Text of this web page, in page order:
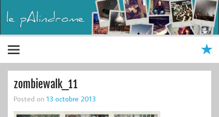
zombiewalk_11
Posted on 13 octobre 2013